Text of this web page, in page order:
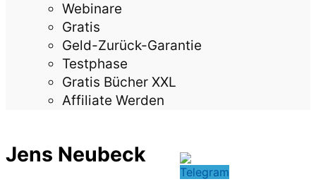
Webinare
Gratis
Geld-Zurück-Garantie
Testphase
Gratis Bücher XXL
Affiliate Werden
Jens Neubeck